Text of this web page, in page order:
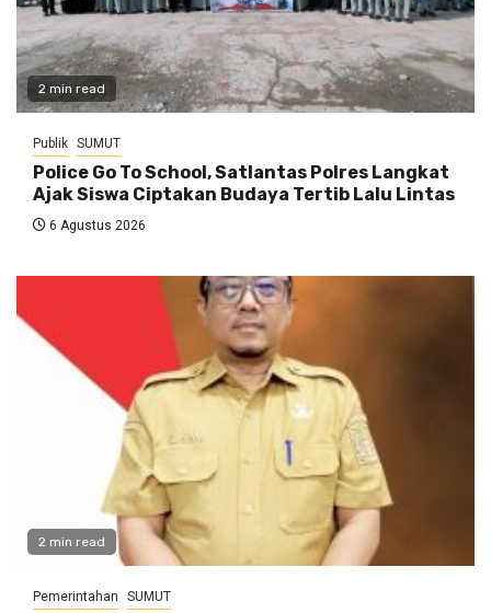
2 min read
Publik SUMUT
Police Go To School, Satlantas Polres Langkat
Ajak Siswa Ciptakan Budaya Tertib Lalu Lintas
6 Agustus 2026
2 min read
Pemerintahan SUMUT